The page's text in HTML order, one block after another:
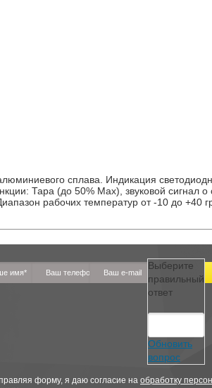
сплава. Индикация
Тара (до 50% Мах), звуковой сигнал о
рабочих температур от -10 до +40
Выберите
правильный
ответ
Обновить
вопрос
форму, я даю согласие на обработку